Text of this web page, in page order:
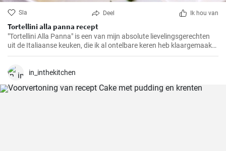
Sla Deel Ik hou van
Tortellini alla panna recept
"Tortellini Alla Panna" is een van mijn absolute lievelingsgerechten
uit de Italiaanse keuken, die ik al ontelbare keren heb klaargemaakt
voor familie en vrienden. Deze romige pasta met de smaak van
elk gehemelte. Ik kan de combinatie van zachte tortellini,
dan 30 minuten maken, een echte traktatie voor pastaliefhebbers!
in_inthekitchen